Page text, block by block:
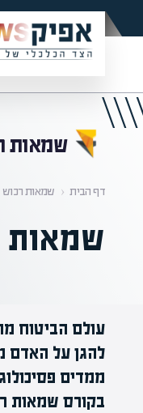
שמאות
דף הבית ‹ שמאות רכוש
שמאות
עולם הביטוח
להגן על האדם
ממדים
בקורס שמאות